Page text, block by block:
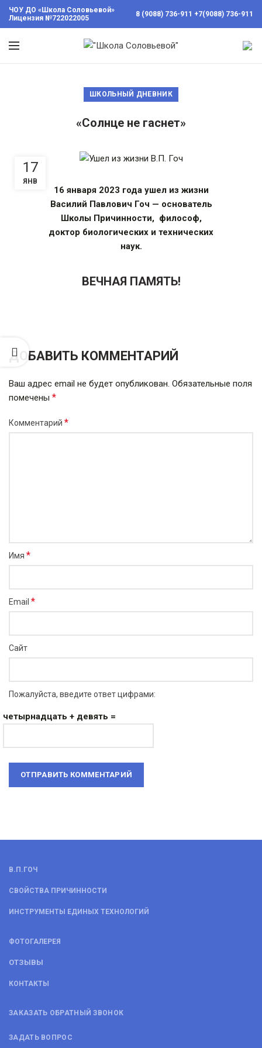
ЧОУ ДО «Школа Соловьевой»
Лицензия №722022005
8 (9088) 736-911 +7(9088) 736-911
ШКОЛЬНЫЙ ДНЕВНИК
«Солнце не гаснет»
17
ЯНВ
16 января 2023 года ушел из жизни
Василий Павлович Гоч — основатель
Школы Причинности, философ,
доктор биологических и технических
наук.
ВЕЧНАЯ ПАМЯТЬ!
ДОБАВИТЬ КОММЕНТАРИЙ
Ваш адрес email не будет опубликован. Обязательные поля
помечены *
Комментарий *
Имя *
Email *
Сайт
Пожалуйста, введите ответ цифрами:
четырнадцать + девять =
с
работа в
Причине
Психология в
В.П.ГОЧ
СВОЙСТВА ПРИЧИННОСТИ
ИНСТРУМЕНТЫ ЕДИНЫХ ТЕХНОЛОГИЙ
ФОТОГАЛЕРЕЯ
ОТЗЫВЫ
КОНТАКТЫ
ЗАКАЗАТЬ ОБРАТНЫЙ ЗВОНОК
ЗАДАТЬ ВОПРОС